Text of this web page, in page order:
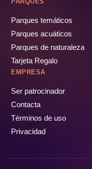
Parques temáticos
Parques acuáticos
Parques de naturaleza
Tarjeta Regalo
EMPRESA
Ser patrocinador
Contacta
Términos de uso
Privacidad